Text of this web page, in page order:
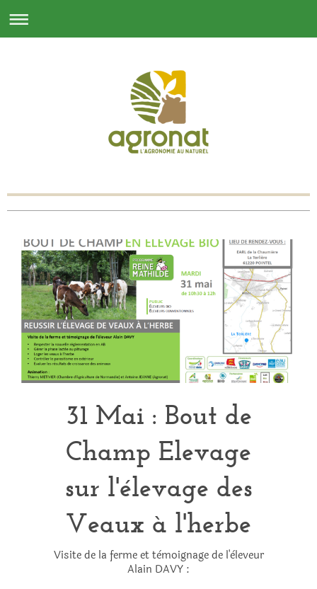
31 Mai : Bout de
Champ Elevage
sur l'élevage des
Veaux à l'herbe
Visite de la ferme et tèmoignage de l'èleveur
Alain DAVY :